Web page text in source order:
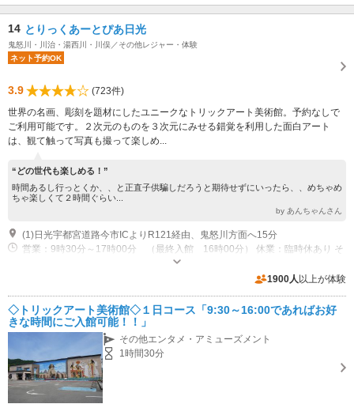
14 とりっくあーとぴあ日光
鬼怒川・川治・湯西川・川俣／その他レジャー・体験
ネット予約OK
3.9
(723件)
世界の名画、彫刻を題材にしたユニークなトリックアート美術館。予約なしで
ご利用可能です。２次元のものを３次元にみせる錯覚を利用した面白アート
は、観て触って写真も撮って楽しめ...
“どの世代も楽しめる！”
時間あるし行っとくか、、と正直子供騙しだろうと期待せずにいったら、、めちゃめ
ちゃ楽しくて２時間ぐらい...
by あんちゃんさん
(1)日光宇都宮道路今市ICよりR121経由、鬼怒川方面へ15分
営業：9時30分～17時00分 （最終入館 16時00分） 休業：臨時休あり そ
1900人 以上が体験
◇トリックアート美術館◇１日コース「9:30～16:00であればお好
きな時間にご入館可能！！」
その他エンタメ・アミューズメント
1時間30分